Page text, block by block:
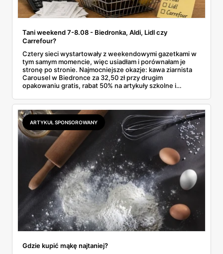
Tani weekend 7-8.08 - Biedronka, Aldi, Lidl czy
Carrefour?
Cztery sieci wystartowały z weekendowymi gazetkami w
tym samym momencie, więc usiadłam i porównałam je
stronę po stronie. Najmocniejsze okazje: kawa ziarnista
Carousel w Biedronce za 32,50 zł przy drugim
opakowaniu gratis, rabat 50% na artykuły szkolne i
2,99 zł za kilogram, ale wyłącznie w sobotę z aplikacją. Aldi
odpowiada masłem za 2,99 zł. Werdykt w skrócie:
najwięcej wyciśniesz z Biedronki, po świeże warzywa jedź
do Aldi.
ARTYKUŁ SPONSOROWANY
Gdzie kupić mąkę najtaniej?